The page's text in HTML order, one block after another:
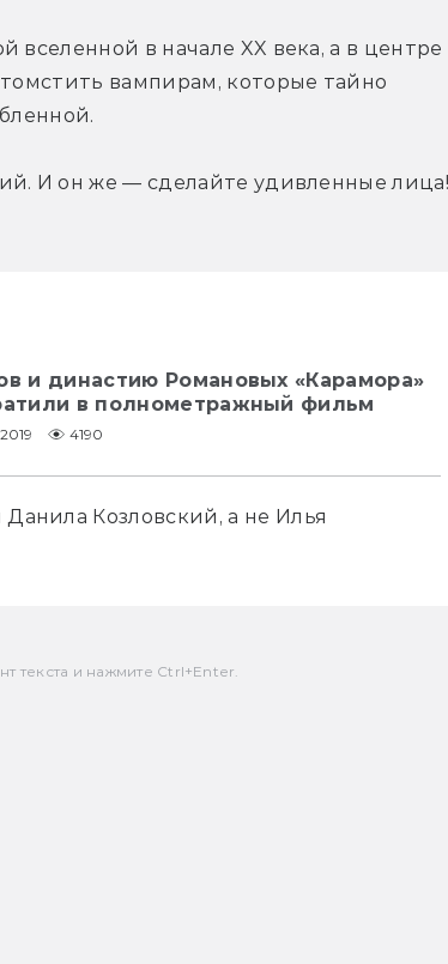
вселенной в начале XX века, а в центре
вампирам, которые тайно
И он же — сделайте удивленные
и династию Романовых «Карамора»
в полнометражный фильм
4190
Козловский, а не Илья
текста и нажмите Ctrl+Enter.